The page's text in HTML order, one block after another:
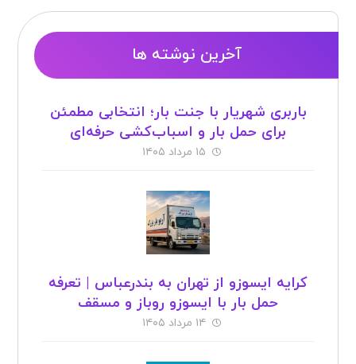
آخرین نوشته ها
باربری شهریار با جنت بار؛ انتخابی مطمئن
برای حمل بار و اسباب‌کشی حرفه‌ای
۱۵ مرداد ۱۴۰۵
کرایه ایسوزو از تهران به بندرعباس | تعرفه
حمل بار با ایسوزو روباز و مسقف
۱۴ مرداد ۱۴۰۵